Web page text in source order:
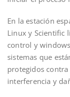
En la estación
Linux y Scientific
control y
sistemas que
protegidos
interferencia y